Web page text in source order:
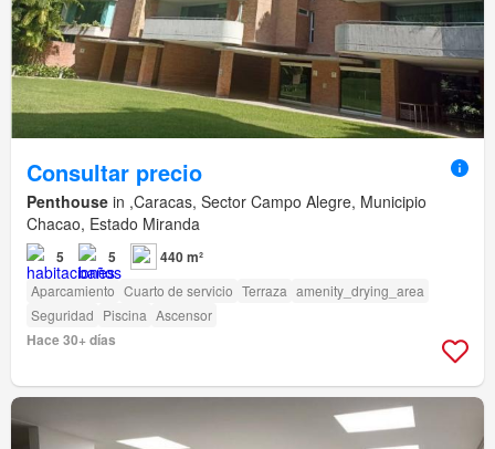
Consultar precio
Penthouse in ,Caracas, Sector Campo Alegre, Municipio
Chacao, Estado Miranda
5 5 440 m²
Aparcamiento Cuarto de servicio Terraza amenity_drying_area
Seguridad Piscina Ascensor
Hace 30+ días